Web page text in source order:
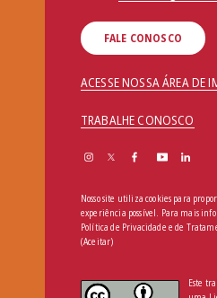
FALE CONOSCO
ACESSE NOSSA ÁREA DE
TRABALHE CONOSCO
Nosso site utiliza cookies para
experiência possível. Para mais
Política de Privacidade e de
(Aceitar)
Este